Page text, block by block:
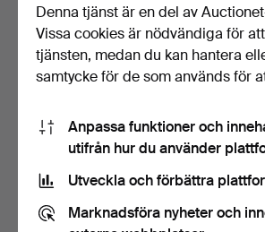
DAMARMBANDSUR
”INCABLOC” I 9 KARAT
Klubbades 19 mar 2026
2 bud
18KT
VIT
1 bud
Denna tjänst är en del av
Vissa cookies är nödvändiga för
tjänsten, medan du kan hantera
samtycke för de som används för
Anpassa funktioner och
utifrån hur du använder
Utveckla och förbättra
Marknadsföra nyheter och